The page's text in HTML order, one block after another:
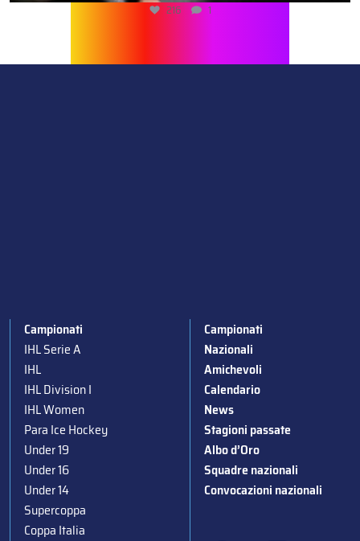
216 1
Campionati
IHL Serie A
IHL
IHL Division I
IHL Women
Para Ice Hockey
Under 19
Under 16
Under 14
Supercoppa
Coppa Italia
Campionati
Nazionali
Amichevoli
Calendario
News
Stagioni passate
Albo d’Oro
Squadre nazionali
Convocazioni nazionali